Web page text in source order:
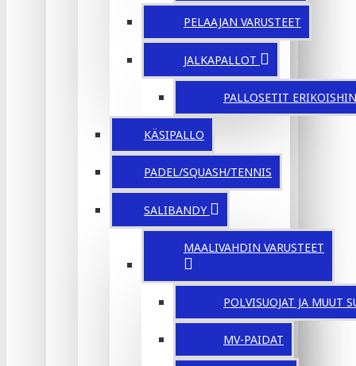
PELAAJAN VARUSTEET
JALKAPALLOT
PALLOSETIT
KÄSIPALLO
PADEL/SQUASH/TENNIS
SALIBANDY
MAALIVAHDIN VARUSTEET
POLVISUOJAT JA MUUT
MV-PAIDAT